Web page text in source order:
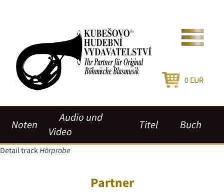
0 EUR
Noten
Audio und
Video
Titel Buch
Detail trackHörprobe
Partner